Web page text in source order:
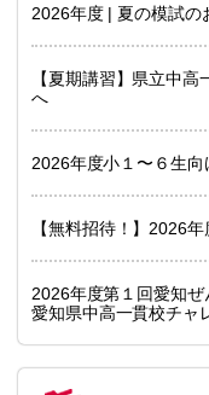
2026年度 | 夏の模試の
【夏期講習】県立中
へ
2026年度小１〜６生向
【無料招待！】2026
2026年度第１回愛知
愛知県中高一貫校チャ